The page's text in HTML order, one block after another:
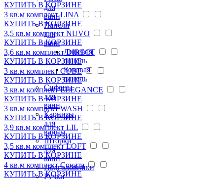
для
ванн
Панели
для
ванн
Лицевая
панель
Боковая
панель
Сифоны
для
ванн
Карнизы
для
ванны
Шторки
для
ванн
Подголовники
Ручки
КУПИТЬ В КОРЗИНЕ
3 кв.м комплект LINA
КУПИТЬ В КОРЗИНЕ
3,5 кв.м комплект NUVO
КУПИТЬ В КОРЗИНЕ
3,6 кв.м комплект DIRECT
КУПИТЬ В КОРЗИНЕ
3 кв.м комплект CUBE
КУПИТЬ В КОРЗИНЕ
3 кв.м комплект ELEGANCE
КУПИТЬ В КОРЗИНЕ
3 кв.м комплект WASH
КУПИТЬ В КОРЗИНЕ
3,9 кв.м комплект LIL
КУПИТЬ В КОРЗИНЕ
3,5 кв.м комплект LOFT
КУПИТЬ В КОРЗИНЕ
4 кв.м комплект Соната
КУПИТЬ В КОРЗИНЕ